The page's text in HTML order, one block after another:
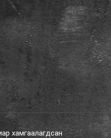
хамгаалагдсан